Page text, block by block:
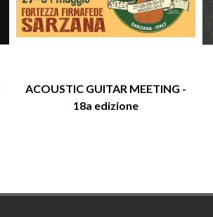
ACOUSTIC GUITAR MEETING -
18a edizione